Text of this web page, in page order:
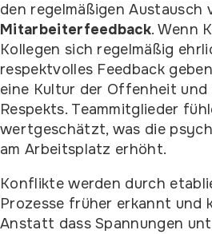
den regelmäßigen Austausch
Mitarbeiterfeedback. Wenn
Kollegen sich regelmäßig
respektvolles Feedback
eine Kultur der Offenheit und
Respekts. Teammitglieder
wertgeschätzt, was die
am Arbeitsplatz erhöht.
Konflikte werden durch
Prozesse früher erkannt und
Anstatt dass Spannungen